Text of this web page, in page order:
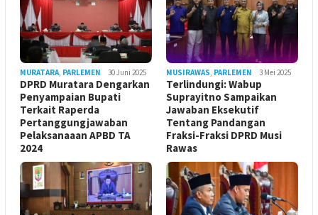
MURATARA PARLEMEN 30 Juni 2025
DPRD Muratara Dengarkan
Penyampaian Bupati
Terkait Raperda
Pertanggungjawaban
Pelaksanaaan APBD TA
2024
MUSIRAWAS PARLEMEN 3 Mei 2025
Terlindungi: Wabup
Suprayitno Sampaikan
Jawaban Eksekutif
Tentang Pandangan
Fraksi-Fraksi DPRD Musi
Rawas